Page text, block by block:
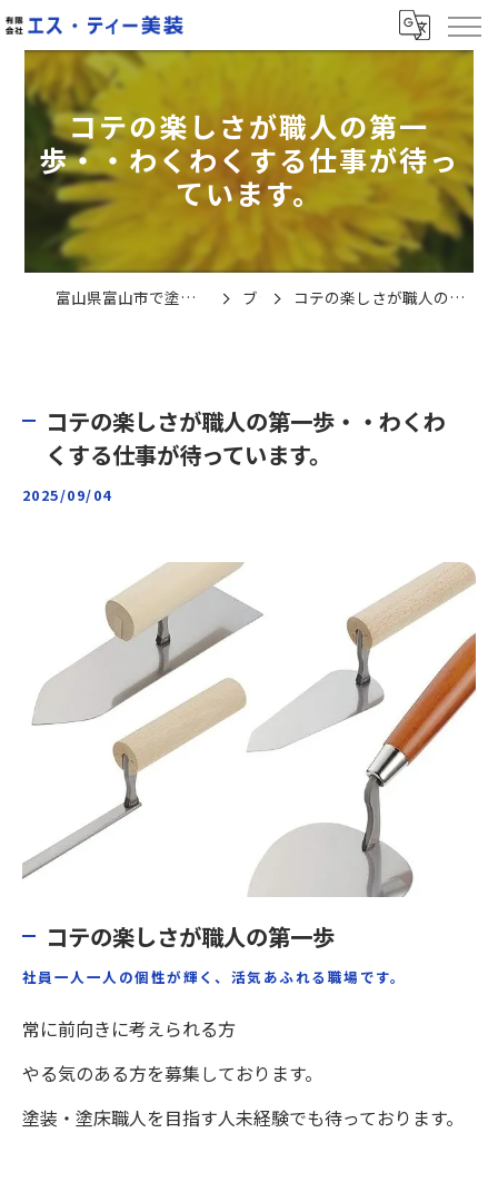
コテの楽しさが職人の第一
歩・・わくわくする仕事が待っ
ています。
富山県富山市で塗装の求人なら有限会社エス・ティー美装 ブログ コテの楽しさが職人の第一歩・・わくわくする仕事が待っています。
コテの楽しさが職人の第一歩・・わくわ
くする仕事が待っています。
2025/09/04
コテの楽しさが職人の第一歩
社員一人一人の個性が輝く、活気あふれる職場です。
常に前向きに考えられる方
やる気のある方を募集しております。
塗装・塗床職人を目指す人未経験でも待っております。